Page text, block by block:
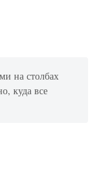
на столбах
куда все